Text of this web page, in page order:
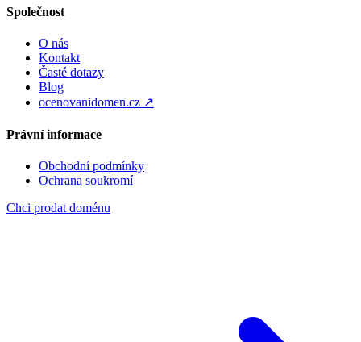
Společnost
O nás
Kontakt
Časté dotazy
Blog
ocenovanidomen.cz ↗
Právní informace
Obchodní podmínky
Ochrana soukromí
Chci prodat doménu